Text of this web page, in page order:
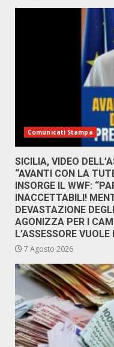
Comunicati Stampa
SICILIA, VIDEO
“AVANTI CON LA
INSORGE IL WWF:
INACCETTABILI!
DEVASTAZIONE
AGONIZZA PER I
L’ASSESSORE
7 Agosto 2026